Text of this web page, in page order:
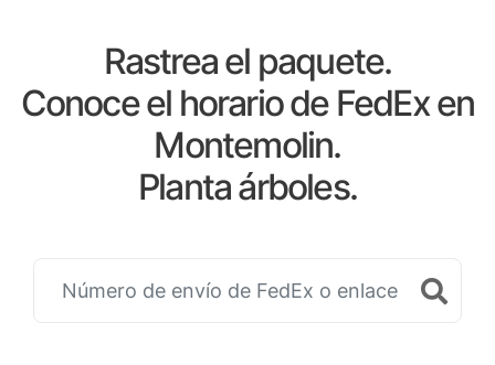
Rastrea el paquete.
Conoce el horario de FedEx en
Montemolin.
Planta árboles.